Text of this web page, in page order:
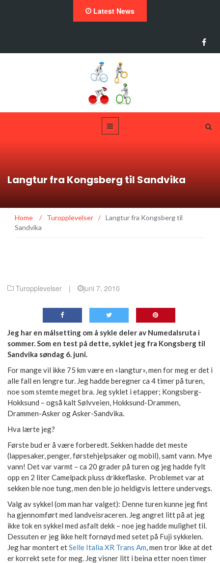
Latest News
Langtur fra Kongsberg til Sandvika
Home / Turopplevelser / Langtur fra Kongsberg til
Sandvika
Turopplevelser | juni 7, 2010
Jeg har en målsetting om å sykle deler av Numedalsruta i
sommer. Som en test på dette, syklet jeg fra Kongsberg til
Sandvika søndag 6. juni.
For mange vil ikke 75 km være en «langtur», men for meg er det i
alle fall en lengre tur. Jeg hadde beregner ca 4 timer på turen,
noe som stemte meget bra. Jeg syklet i etapper; Kongsberg-
Hokksund – også kalt Sølvveien, Hokksund-Drammen,
Drammen-Asker og Asker-Sandvika.
Hva lærte jeg?
Første bud er å være forberedt. Sekken hadde det meste
(lappesaker, penger, førstehjelpsaker og mobil), samt vann. Mye
vann! Det var varmt – ca 20 grader på turen og jeg hadde fylt
opp en 2 liter Camelpack pluss drikkeflaske. Problemet var at
sekken ble noe tung, men den ble jo heldigvis lettere undervegs.
Valg av sykkel (om man har valget): Denne turen kunne jeg fint
ha gjennomført med landveisraceren. Jeg angret litt på at jeg
ikke tok en sykkel med asfalt dekk – noe jeg hadde mulighet til.
Dessuten er jeg ikke helt fornøyd med setet på Fuji sykkelen.
Jeg har montert etSelle Italia XR Trans Am, men tror ikke at det
er korrekt sete for meg. Jeg visner litt i beina etter noen timer